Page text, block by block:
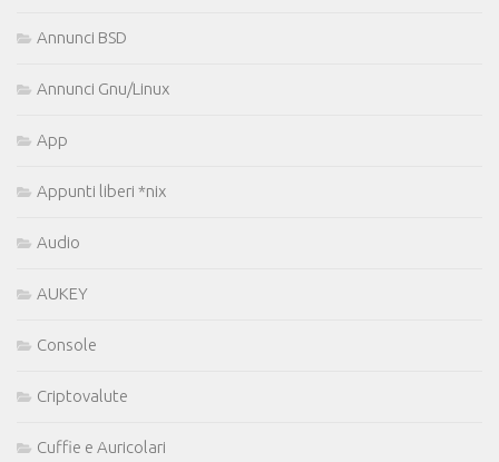
Annunci BSD
Annunci Gnu/Linux
App
Appunti liberi *nix
Audio
AUKEY
Console
Criptovalute
Cuffie e Auricolari